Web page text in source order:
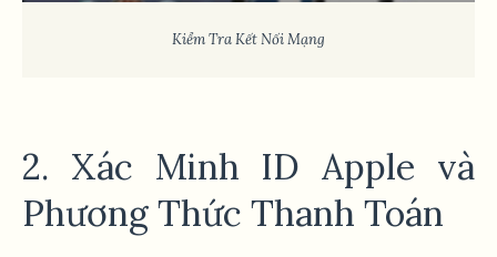
Kiểm Tra Kết Nối Mạng
2. Xác Minh ID Apple và
Phương Thức Thanh Toán